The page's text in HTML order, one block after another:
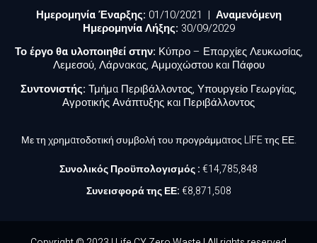
Ημερομηνία Έναρξης: 01/10/2021 | Αναμενόμενη
Ημερομηνία Λήξης: 30/09/2029
Το έργο θα υλοποιηθεί στην: Κύπρο – Επαρχίες Λευκωσίας,
Λεμεσού, Λάρνακας, Αμμοχώστου και Πάφου
Συντονιστής: Τμήμα Περιβάλλοντος, Υπουργείο Γεωργίας,
Αγροτικής Ανάπτυξης και Περιβάλλοντος
Με τη χρηματοδοτική συμβολή του προγράμματος LIFE της ΕΕ.
Συνολικός Προϋπολογισμός :€14,785,848
Συνεισφορά της ΕΕ:€8,871,508